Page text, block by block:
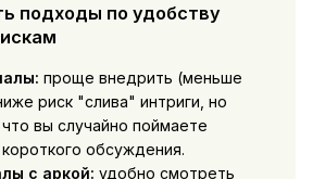
подходы по удобству
проще внедрить (меньше
риск "слива" интриги, но
вы случайно поймаете
обсуждения.
с аркой: удобно смотреть